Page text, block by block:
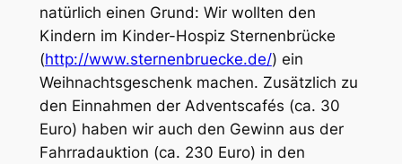
natürlich einen Grund: Wir wollten den
Kindern im Kinder-Hospiz Sternenbrücke
(http://www.sternenbruecke.de/) ein
Weihnachtsgeschenk machen. Zusätzlich zu
den Einnahmen der Adventscafés (ca. 30
Euro) haben wir auch den Gewinn aus der
Fahrradauktion (ca. 230 Euro) in den